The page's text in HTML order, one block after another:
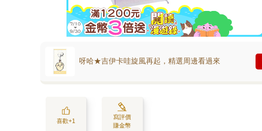
呀哈★吉伊卡哇旋風再起，精選周邊看過來
喜歡+1
寫評價
賺金幣